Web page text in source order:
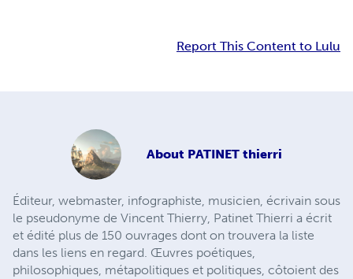
Report This Content to Lulu
About PATINET thierri
Éditeur, webmaster, infographiste, musicien, écrivain sous
le pseudonyme de Vincent Thierry, Patinet Thierri a écrit
et édité plus de 150 ouvrages dont on trouvera la liste
dans les liens en regard. Œuvres poétiques,
philosophiques, métapolitiques et politiques, côtoient des